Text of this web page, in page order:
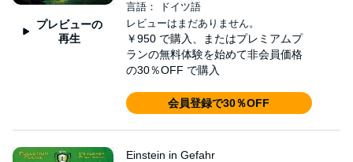
プレビューの
再生
言語： ドイツ語
レビューはまだありません。
￥950 で購入、またはプレミアムプ
ランの無料体験を始めて非会員価格
の30％OFF で購入
会員登録で30％OFF
Einstein in Gefahr